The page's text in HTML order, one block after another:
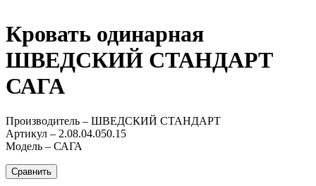
Кровать одинарная
ШВЕДСКИЙ СТАНДАРТ
САГА
Производитель – ШВЕДСКИЙ СТАНДАРТ
Артикул – 2.08.04.050.15
Модель – САГА
Сравнить